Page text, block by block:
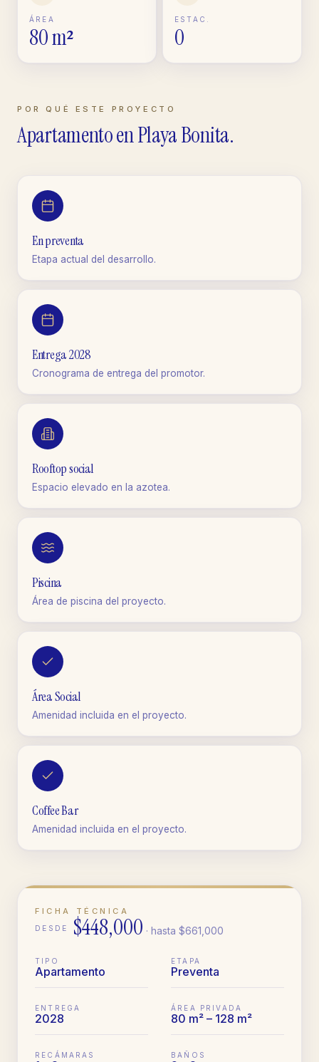
ÁREA
80 m²
ESTAC.
0
POR QUÉ ESTE PROYECTO
ApartamentoenPlaya Bonita.
En preventa
Etapa actual del desarrollo.
Entrega 2028
Cronograma de entrega del promotor.
Rooftop social
Espacio elevado en la azotea.
Piscina
Área de piscina del proyecto.
Área Social
Amenidad incluida en el proyecto.
Coffee Bar
Amenidad incluida en el proyecto.
FICHA TÉCNICA
DESDE $448,000 · hasta$661,000
TIPO
Apartamento
ETAPA
Preventa
ENTREGA
2028
ÁREA PRIVADA
80 m² – 128 m²
RECÁMARAS BAÑOS